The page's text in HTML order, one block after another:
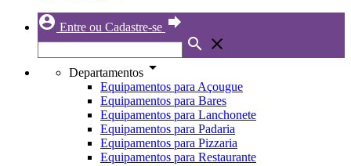
account_circle Entre ou Cadastre-se forward
search close
Departamentos arrow_drop_down
Equipamentos para Açougue
Equipamentos para Bares
Equipamentos para Lanchonete
Equipamentos para Padaria
Equipamentos para Pizzaria
Equipamentos para Restaurante